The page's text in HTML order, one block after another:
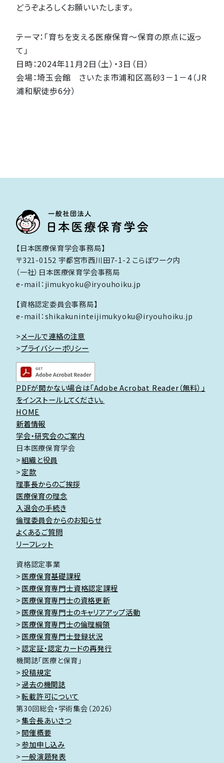
どうぞよろしくお願いいたします。
テーマ：「育ちを支える医療保育～保育の原点に返っ
て」
日時：2024年11月2日（土）・3日（日）
会場：埼玉会館 さいたま市浦和区高砂3－1－4（JR
浦和駅徒歩6分）
【日本医療保育学会事務局】
〒321-0152 宇都宮市西川田7-1-2 こらぼワーク内
（一社）日本医療保育学会事務局
e-mail：jimukyoku@iryouhoiku.jp
【資格認定委員会事務局】
e-mail：shikakuninteijimukyoku@iryouhoiku.jp
>メールで連絡の注意
>プライバシーポリシー
PDFが開かない場合は「Adobe Acrobat Reader（無料）」
をインストールしてください。
HOME
新着情報
学会・研究会のご案内
日本医療保育学会
組織と役員
定款
理事長からのご挨拶
医療保育の理念
入退会の手続き
倫理委員会からのお知らせ
よくあるご質問
リーフレット
資格認定事業
医療保育基礎課程
医療保育専門士資格認定課程
医療保育専門士の資格更新
医療保育専門士のキャリアアップ活動
医療保育専門士の倫理綱領
医療保育専門士登録状況
認定証・認定カードの再発行
機関誌「医療と保育」
投稿規定
過去の機関誌
転載許可について
第30回総会・学術集会（2026）
集会長あいさつ
開催概要
参加申し込み
一般演題発表